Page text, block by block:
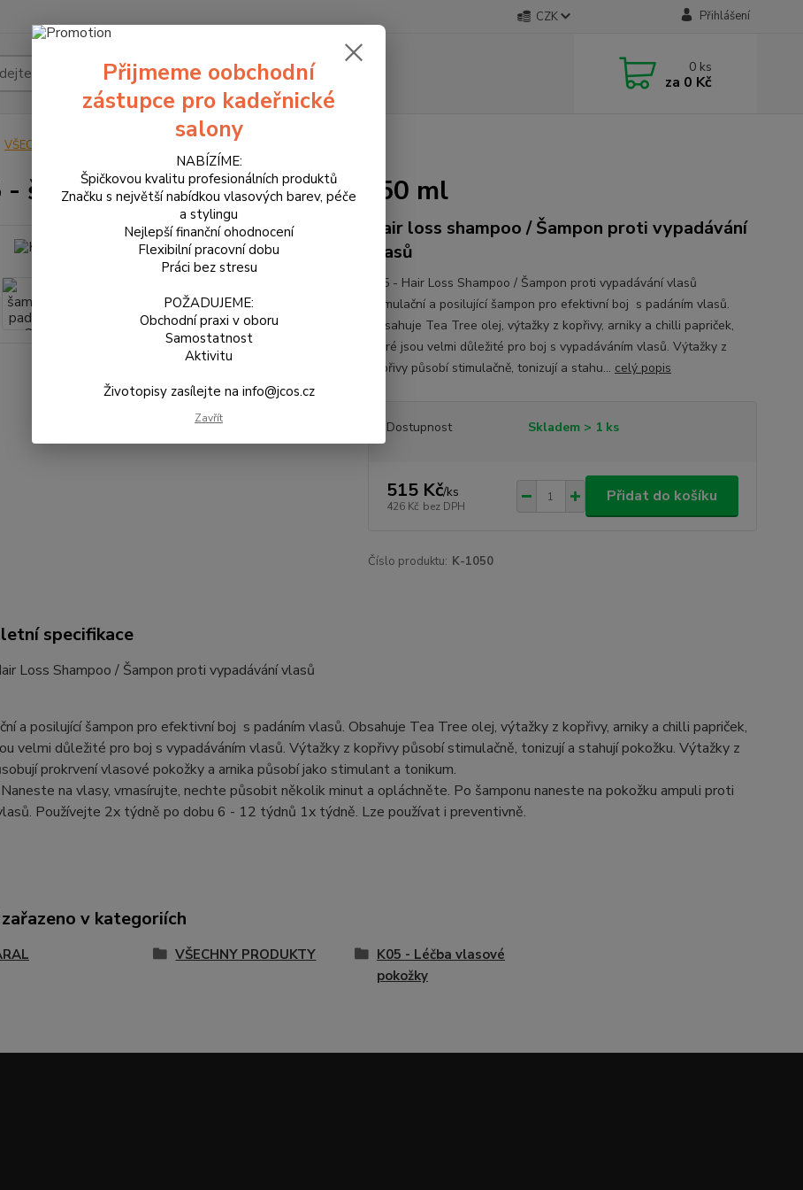
CZK Přihlášení
Hledat 0 ks
za 0 Kč
VŠECHNY PRODUKTY K05 - šampon proti padání vlasů 250 ml
- šampon proti padání vlasů 250 ml
Hair loss shampoo / Šampon proti vypadávání
vlasů
K05 - Hair Loss Shampoo / Šampon proti vypadávání vlasů
Stimulační a posilující šampon pro efektivní boj s padáním vlasů.
Obsahuje Tea Tree olej, výtažky z kopřivy, arniky a chilli papriček,
které jsou velmi důležité pro boj s vypadáváním vlasů. Výtažky z
kopřivy působí stimulačně, tonizují a stahu... celý popis
Dostupnost Skladem > 1 ks
515 Kč/ks
426 Kč bez DPH
Přidat do košíku
Číslo produktu: K-1050
specifikace
Loss Shampoo / Šampon proti vypadávání vlasů
a posilující šampon pro efektivní boj s padáním vlasů. Obsahuje Tea Tree olej, výtažky z kopřivy, arniky a chilli papriček,
velmi důležité pro boj s vypadáváním vlasů. Výtažky z kopřivy působí stimulačně, tonizují a stahují pokožku. Výtažky z
prokrvení vlasové pokožky a arnika působí jako stimulant a tonikum.
na vlasy, vmasírujte, nechte působit několik minut a opláchněte. Po šamponu naneste na pokožku ampuli proti
Používejte 2x týdně po dobu 6 - 12 týdnů 1x týdně. Lze používat i preventivně.
v kategoriích
VŠECHNY PRODUKTY
K05 - Léčba vlasové
pokožky
Přijmeme oobchodní
zástupce pro kadeřnické
salony
NABÍZÍME:
Špičkovou kvalitu profesionálních produktů
Značku s největší nabídkou vlasových barev, péče
a stylingu
Nejlepší finanční ohodnocení
Flexibilní pracovní dobu
Práci bez stresu
POŽADUJEME:
Obchodní praxi v oboru
Samostatnost
Aktivitu
Životopisy zasílejte na info@jcos.cz
Zavřít